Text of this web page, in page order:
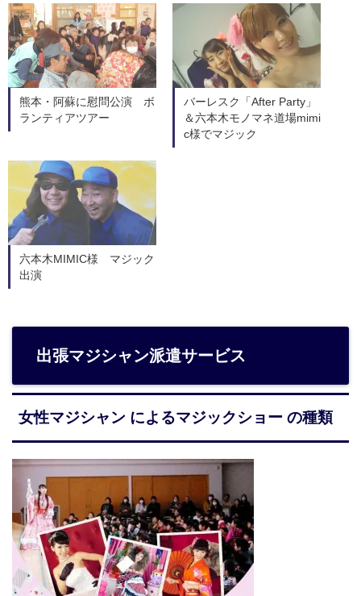
熊本・阿蘇に慰問公演 ボ
ランティアツアー
バーレスク「After Party」
＆六本木モノマネ道場mimi
c様でマジック
六本木MIMIC様 マジック
出演
出張マジシャン派遣サービス
女性マジシャン によるマジックショー の種類